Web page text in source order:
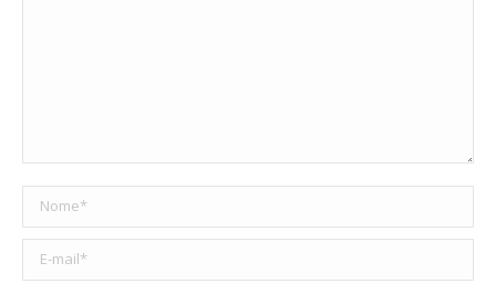
Nome *
E-mail *